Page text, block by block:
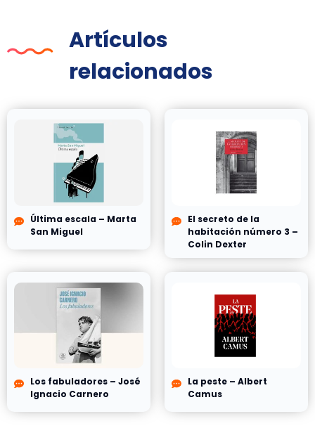
Artículos
relacionados
Última escala – Marta
San Miguel
El secreto de la
habitación número 3 –
Colin Dexter
Los fabuladores – José
Ignacio Carnero
La peste – Albert
Camus